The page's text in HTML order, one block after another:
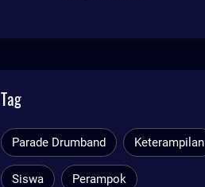
Tag
Parade Drumband Keterampilan
Siswa Perampok